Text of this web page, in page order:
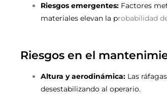
Riesgos emergentes: Factores
materiales elevan la probabilidad
Riesgos en el
Altura y aerodinámica: Las
desestabilizando al operario.